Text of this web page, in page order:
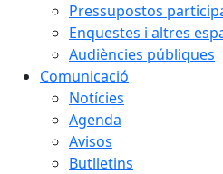
Pressupostos
Enquestes i altres
Audiències públiques
Comunicació
Notícies
Agenda
Avisos
Butlletins